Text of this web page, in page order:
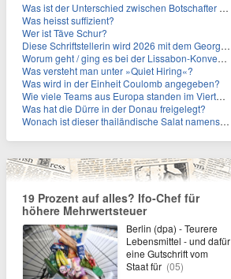
Was ist der Unterschied zwischen Botschafter und Konsul?
Was heisst suffizient?
Wer ist Täve Schur?
Diese Schriftstellerin wird 2026 mit dem Georg-Büchner-Preis ausgezeichnet. Wie heißt sie?
Worum geht / ging es bei der Lissabon-Konvention?
Was versteht man unter »Quiet Hiring«?
Was wird in der Einheit Coulomb angegeben?
Wie viele Teams aus Europa standen im Viertelfinale der Fußball-WM 2026 in Mexiko, den USA und Kanada?
Was hat die Dürre in der Donau freigelegt?
Wonach ist dieser thailändische Salat namens Nam Tok benannt?
19 Prozent auf alles? Ifo-Chef für
höhere Mehrwertsteuer
Berlin (dpa) - Teurere
Lebensmittel - und dafür
eine Gutschrift vom
Staat für (05)